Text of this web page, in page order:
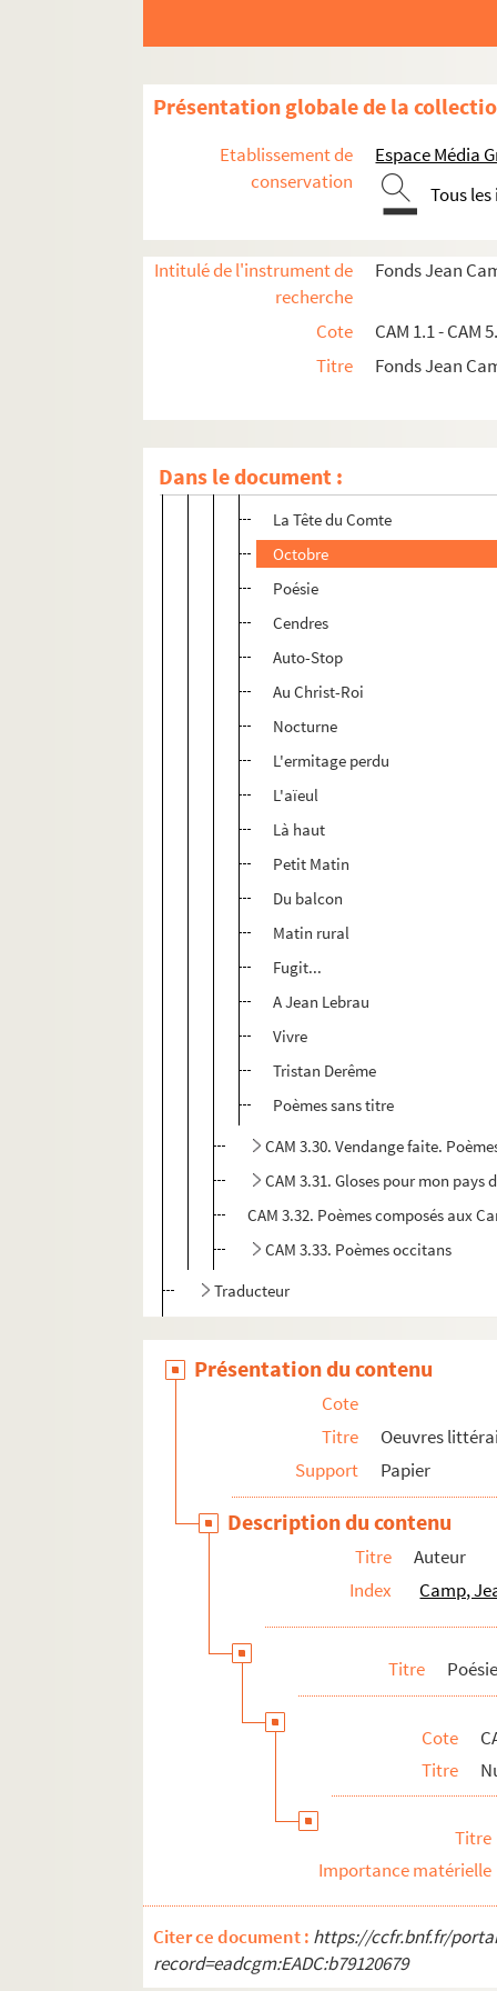
Présentation globale de la
Etablissement de
conservation
Espace Média
Tous
Intitulé de l'instrument de
recherche
Fonds Jean
Cote
CAM 1.1 - CAM
Titre
Fonds Jean
Dans le document :
Ballade des connaisseurs
La Ferme
Poème sans titre
A nos Morts
Le soufrage
La Tête du Comte
Octobre
Poésie
Cendres
Auto-Stop
Au Christ-Roi
Nocturne
L'ermitage perdu
L'aïeul
Là haut
Petit Matin
Du balcon
Matin rural
Fugit...
A Jean Lebrau
Vivre
Tristan Derême
Poèmes sans titre
CAM 3.30. Vendange faite.
CAM 3.31. Gloses pour mon pays
CAM 3.32. Poèmes composés aux
CAM 3.33. Poèmes occitans
Traducteur
CAM 3.69. Carnet bibliographique
CAM 3.70. Du même auteur
CAM 3.71. Scenarii possibles
Conférences, discours
Périodiques
Présentation du contenu
Cote
Titre
Oeuvres
Support
Papier
Description du contenu
Titre
Auteur
Index
Camp,
Titre
Cote
Titre
Titre
Importance matérielle
Citer ce document : https://ccfr.bnf.fr/
record=eadcgm:EADC:b79120679